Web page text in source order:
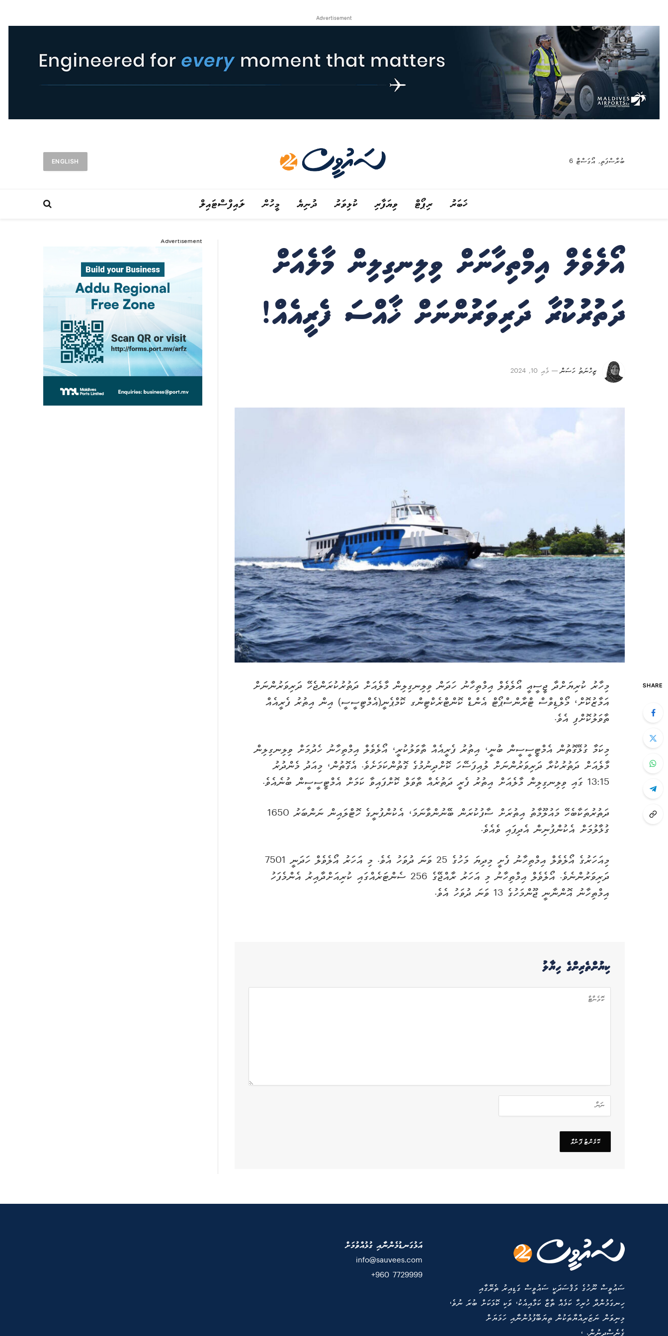
Advertisement
ބުރާސްފަތި, އޯގަސްޓް 6 ENGLISH
ޚަބަރު ރިޕޯޓް ވިޔަފާރި ކުޅިވަރު ދުނިޔެ މީހުން ލައިފްސްޓައިލް
އޯލެވެލް އިމްތިހާނަށް ވިލިނގިލިން މާލެއަށް
ދަތުރުކުރާ ދަރިވަރުންނަށް ޚާއްސަ ފެރީއެއް!
ޒިހްނަތު ހަސަން މެއި 10, 2024
SHARE
މިހާރު ކުރިޔަށްދާ ޖީސީއީ އޯލެވެލް އިމްތިހާނު ހަދަން ވިލިނގިލިން މާލެއަށް ދަތުރުކުރަންޖެހޭ ދަރިވަރުންނަށް
އަމާޒުކޮށް، މޯލްޑިވްސް ޓްރާންސްޕޯޓް އެންޑް ކޮންޓްރެކްޓިންގ ކޮމްޕެނީ(އެމްޓިސީސީ) އިން އިތުރު ފެރީއެއް
ތާވަލުކޮށްފި އެވެ.
މިކަމާ ގުޅޭގޮތުން އެމްޓީސީސީން ބުނީ، އިތުރު ފެރީއެއް ތާވަލުކުރީ، އޯލެވެލް އިމްތިހާނު ހެދުމަށް ވިލިނގިލިން
މާލެއަށް ދަތުރުކުރާ ދަރިވަރުންނަށް ލުއިފަސޭހަ ކޮށްދިނުމުގެ ގޮތުންކަމަށެވެ. އެގޮތުން، މިއަދު މެންދުރު
13:15 ގައި ވިލިނގިލިން މާލެއަށް އިތުރު ފެރީ ދަތުރެއް ތާވަލް ކޮށްފައިވާ ކަމަށް އެމްޓީސީސީން ބުނެއެވެ.
ދަތުރުތަކާބެހޭ މައުލޫމާތު އިތުރަށް ސާފުކުރަން ބޭނުންވާނަމަ، އެކުންފުނީގެ ހޮޓްލައިން ނަންބަރު 1650
ގުޅާލުމަށް އެކުންފުނިން އެދިފައި ވެއެވެ.
މިއަހަރުގެ އޯލެވެލް އިމްތިހާނު ފެށީ މިދިޔަ މަހުގެ 25 ވަނަ ދުވަހު އެވެ. މި އަހަރު އޯލެވެލް ހަދަނީ 7501
ދަރިވަރުންނެވެ. އޯލެވެލް އިމްތިހާނު މި އަހަރު ރާއްޖޭގެ 256 ސެންޓަރެއްގައި ކުރިއަށްދާއިރު އެންމެފަހު
އިމްތިހާނު އޮންނާނީ ޖޫންމަހުގެ 13 ވަނަ ދުވަހު އެވެ.
ކިޔުންތެރިންގެ ހިޔާލު
Advertisement
ސައުވީސް ނޫހުގެ މަޤްސަދަކީ ސައުވީސް ގަޑިއިރު ތެރޭގާއި
ހިނގަމުންދާ ހުރިހާ ކަމެއް ތާޒާ ކަމާއިއެކު، ވަކި ކޮޅަކަށް ބުރަ ނުވެ،
މިނިވަން ނަޒަރިއްޔާތަކުން ތިޔަބޭފުޅުންނާއި ހަމަޔަށް
ގެނެސްދިނުން. ،
އަޅުގަނޑުމެންނާއި ގުޅުއްވުމަށް
info@sauvees.com
7729999 960+